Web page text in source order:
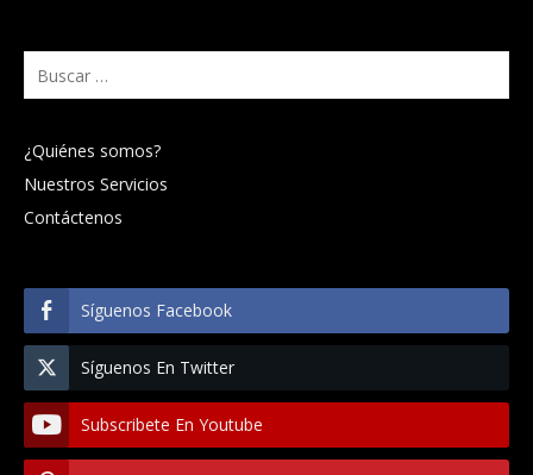
Buscar:
¿Quiénes somos?
Nuestros Servicios
Contáctenos
Síguenos Facebook
Síguenos En Twitter
Subscribete En Youtube